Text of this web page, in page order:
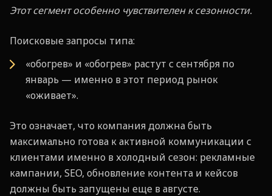
Этот сегмент особенно чувствителен к сезонности.
Поисковые запросы типа:
«обогрев» и «обогрев» растут с сентября по
январь — именно в этот период рынок
«оживает».
Это означает, что компания должна быть
максимально готова к активной коммуникации с
клиентами именно в холодный сезон: рекламные
кампании, SEO, обновление контента и кейсов
должны быть запущены еще в августе.